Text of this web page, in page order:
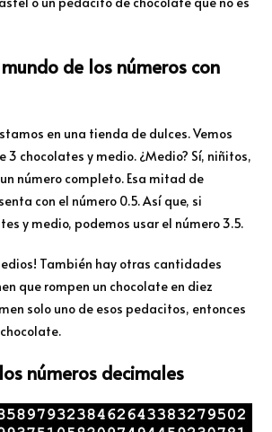
de los números con
en una tienda de dulces. Vemos
3 chocolates y medio. ¿Medio? Sí, niñitos,
número completo. Esa mitad de
con el número 0.5. Así que, si
y medio, podemos usar el número 3.5.
También hay otras cantidades
que rompen un chocolate en diez
solo uno de esos pedacitos, entonces
números decimales